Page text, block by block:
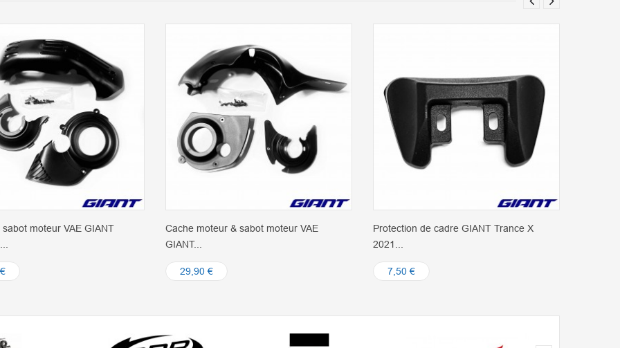
sabot moteur VAE GIANT
Cache moteur & sabot moteur VAE
GIANT...
29,90 €
Protection de cadre GIANT Trance X
2021...
7,50 €